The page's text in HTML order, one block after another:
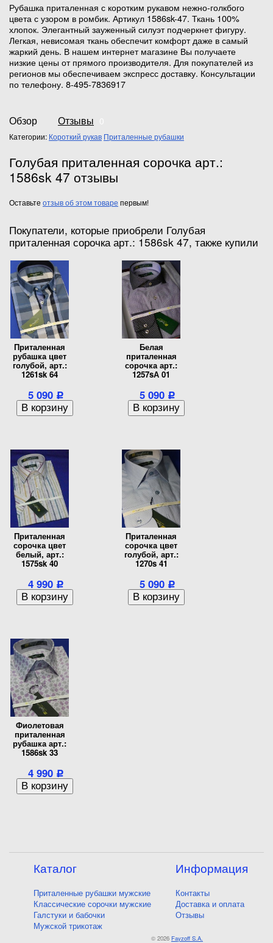
Рубашка приталенная с коротким рукавом нежно-голкбого
цвета с узором в ромбик. Артикул 1586sk-47. Ткань 100%
хлопок. Элегантный зауженный силуэт подчеркнет фигуру.
Легкая, невисомая ткань обеспечит комфорт даже в самый
жаркий день. В нашем интернет магазине Вы получаете
низкие цены от прямого производителя. Для покупателей из
регионов мы обеспечиваем экспресс доставку. Консультации
по телефону. 8-495-7836917
Обзор Отзывы
Категории: Короткий рукав Приталенные рубашки
Голубая приталенная сорочка арт.:
1586sk 47 отзывы
Оставьте отзыв об этом товаре первым!
Покупатели, которые приобрели Голубая
приталенная сорочка арт.: 1586sk 47, также купили
Приталенная
рубашка цвет
голубой, арт.:
1261sk 64
5 090 Р
Белая
приталенная
сорочка арт.:
1257sА 01
5 090 Р
Приталенная
сорочка цвет
белый, арт.:
1575sk 40
4 990 Р
Приталенная
сорочка цвет
голубой, арт.:
1270s 41
5 090 Р
Фиолетовая
приталенная
рубашка арт.:
1586sk 33
4 990 Р
Каталог
Приталенные рубашки мужские
Классические сорочки мужские
Галстуки и бабочки
Мужской трикотаж
Информация
Контакты
Доставка и оплата
Отзывы
© 2026 Fayzoff S.A.